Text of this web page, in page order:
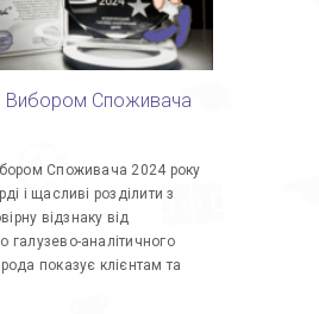
Вибором Споживача
Споживача 2024 року
і щасливі розділити з
відзнаку від
галузево-аналітичного
показує клієнтам та